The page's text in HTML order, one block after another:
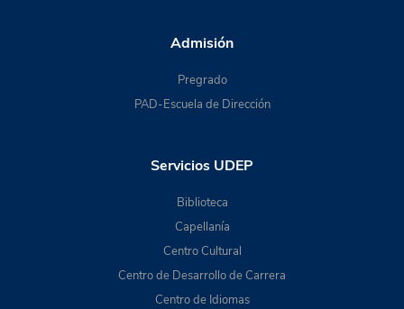
Admisión
Pregrado
PAD-Escuela de Dirección
Servicios UDEP
Biblioteca
Capellanía
Centro Cultural
Centro de Desarrollo de Carrera
Centro de Idiomas